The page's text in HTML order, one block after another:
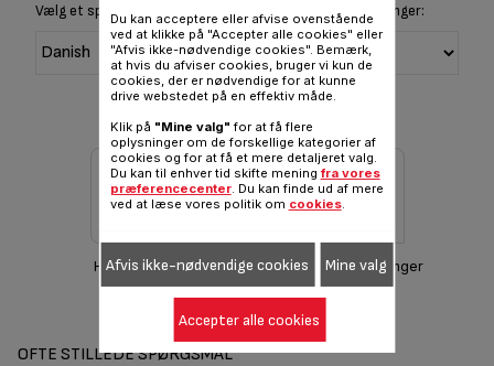
Vælg et sprog for at vise instruktioner og brugervejledninger:
Hent manual Garantioplysninger
OFTE STILLEDE SPØRGSMÅL
Du kan acceptere eller afvise ovenstående
ved at klikke på "Accepter alle cookies" eller
"Afvis ikke-nødvendige cookies". Bemærk,
at hvis du afviser cookies, bruger vi kun de
cookies, der er nødvendige for at kunne
drive webstedet på en effektiv måde.
Klik på "Mine valg" for at få flere
oplysninger om de forskellige kategorier af
cookies og for at få et mere detaljeret valg.
Du kan til enhver tid skifte mening fra vores
præferencecenter. Du kan finde ud af mere
ved at læse vores politik om cookies.
Afvis ikke-nødvendige cookies Mine valg
Accepter alle cookies